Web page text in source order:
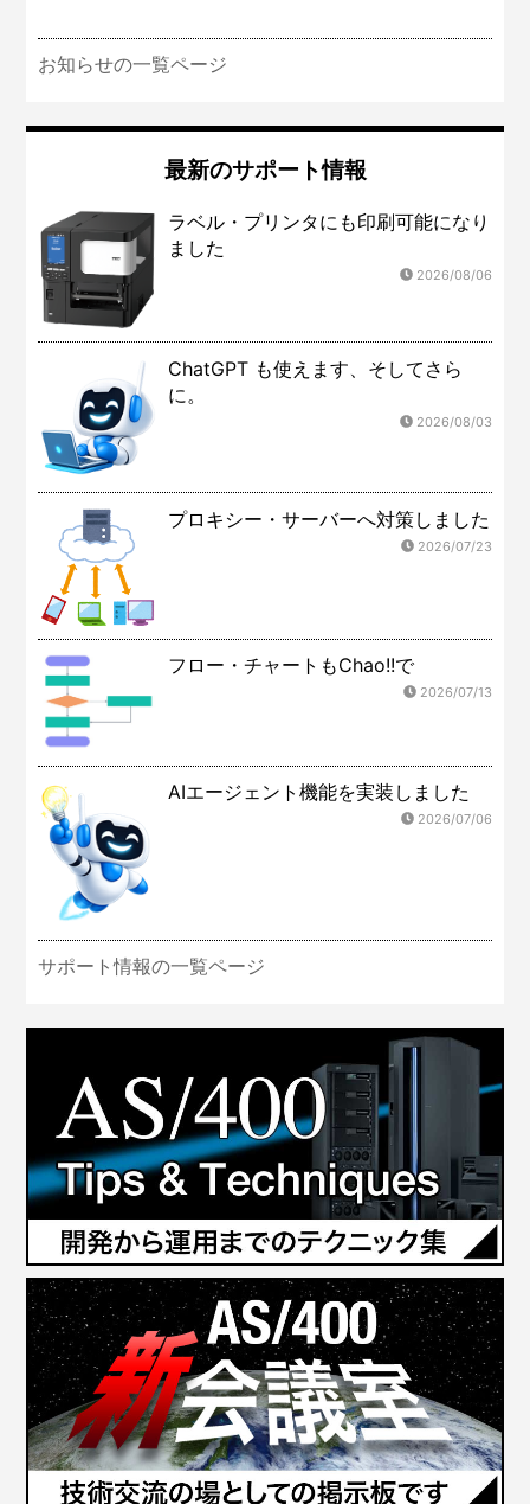
お知らせの一覧ページ
最新のサポート情報
ラベル・プリンタにも印刷可能になり
ました
2026/08/06
ChatGPT も使えます、そしてさら
に。
2026/08/03
プロキシー・サーバーへ対策しました
2026/07/23
フロー・チャートもChao!!で
2026/07/13
AIエージェント機能を実装しました
2026/07/06
サポート情報の一覧ページ